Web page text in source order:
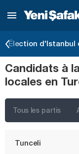
Élection d'Istanbul
Candidats à
locales en
Tous les partis
Siirt
Sivas
Tekirdağ
Trabzon
Tunceli